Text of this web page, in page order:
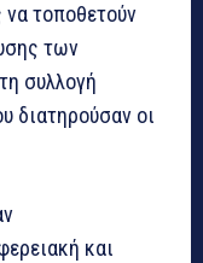
τοποθετούν
των
συλλογή
διατηρούσαν οι
και